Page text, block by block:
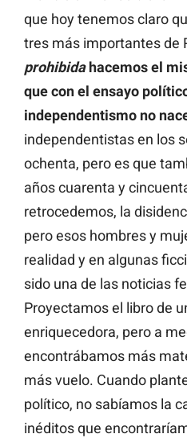
que hoy tenemos claro
tres más importantes de
prohibidahacemos el
que con el ensayo
independentismo no
independentistas en los
ochenta, pero es que
años cuarenta y
retrocedemos, la
pero esos hombres y
realidad y en algunas
sido una de las noticias
Proyectamos el libro de
enriquecedora, pero a
encontrábamos más
más vuelo. Cuando
político, no sabíamos la
inéditos que